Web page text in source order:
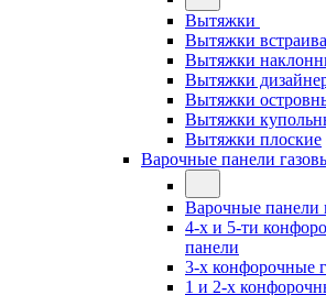
Вытяжки
Вытяжки
Вытяжки
Вытяжки
Вытяжки
Вытяжки
Вытяжки плоские
Варочные панели
Варочные панели
4-х и 5-ти
панели
3-х конфорочные
1 и 2-х